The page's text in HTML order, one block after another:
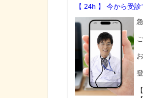
【 24h 】 今から受